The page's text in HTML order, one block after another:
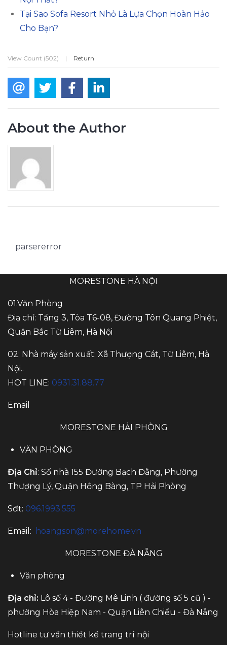
Tại Sao Sofa Resort Nhỏ Là Lựa Chọn Hoàn Hảo
Cho Bạn?
View Count (502) | Return
About the Author
parsererror
MORESTONE HÀ NỘI
01.Văn Phòng
Điạ chỉ: Tầng 3, Tòa T6-08, Đường Tôn Quang Phiệt,
Quận Bắc Từ Liêm, Hà Nội
02: Nhà máy sản xuất: Xã Thượng Cát, Từ Liêm, Hà
Nội..
HOT LINE: 0931.31.88.77
Email
MORESTONE HẢI PHÒNG
VĂN PHÒNG
Địa Chỉ: Số nhà 155 Đường Bạch Đằng, Phường
Thượng Lý, Quận Hồng Bàng, TP Hải Phòng
Sđt: 096.1993.555
Email: hoangson@morehome.vn
MORESTONE ĐÀ NẴNG
Văn phòng
Địa chỉ: Lô số 4 - Đường Mê Linh ( đường số 5 cũ ) -
phường Hòa Hiệp Nam - Quận Liên Chiểu - Đà Nẵng
Hotline tư vấn thiết kế trang trí nội